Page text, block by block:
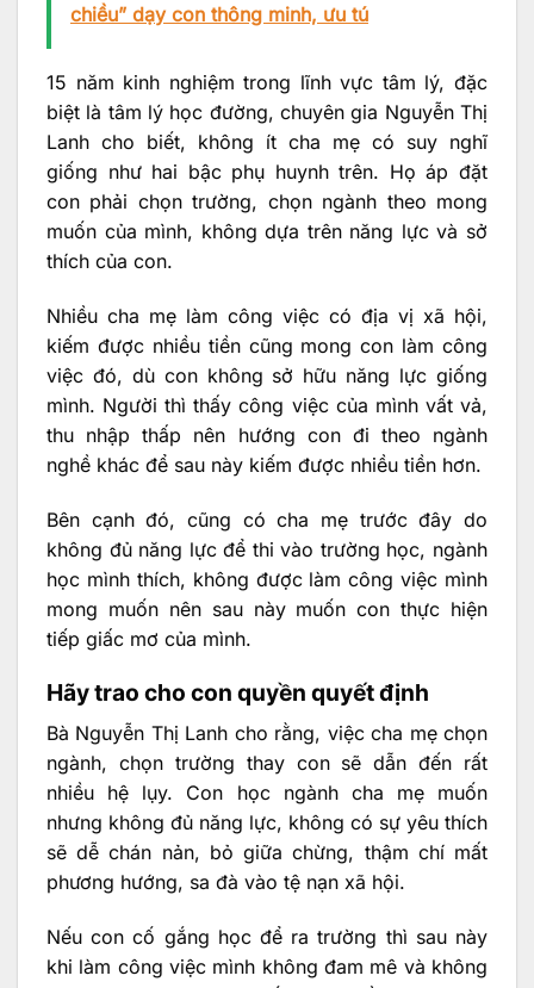
chiều” dạy con thông minh, ưu tú​
15 năm kinh nghiệm trong lĩnh vực tâm lý, đặc
biệt là tâm lý học đường, chuyên gia Nguyễn Thị
Lanh cho biết, không ít cha mẹ có suy nghĩ
giống như hai bậc phụ huynh trên. Họ áp đặt
con phải chọn trường, chọn ngành theo mong
muốn của mình, không dựa trên năng lực và sở
thích của con.
Nhiều cha mẹ làm công việc có địa vị xã hội,
kiếm được nhiều tiền cũng mong con làm công
việc đó, dù con không sở hữu năng lực giống
mình. Người thì thấy công việc của mình vất vả,
thu nhập thấp nên hướng con đi theo ngành
nghề khác để sau này kiếm được nhiều tiền hơn.
Bên cạnh đó, cũng có cha mẹ trước đây do
không đủ năng lực để thi vào trường học, ngành
học mình thích, không được làm công việc mình
mong muốn nên sau này muốn con thực hiện
tiếp giấc mơ của mình.
Hãy trao cho con quyền quyết định
Bà Nguyễn Thị Lanh cho rằng, việc cha mẹ chọn
ngành, chọn trường thay con sẽ dẫn đến rất
nhiều hệ lụy. Con học ngành cha mẹ muốn
nhưng không đủ năng lực, không có sự yêu thích
sẽ dễ chán nản, bỏ giữa chừng, thậm chí mất
phương hướng, sa đà vào tệ nạn xã hội.
Nếu con cố gắng học để ra trường thì sau này
khi làm công việc mình không đam mê và không